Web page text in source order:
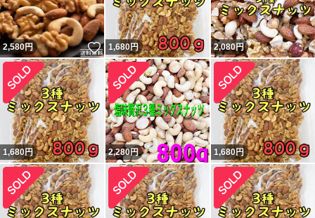
2,580円 いいね！
1,680円 2,080円
1,680円 2,280円 1,680円